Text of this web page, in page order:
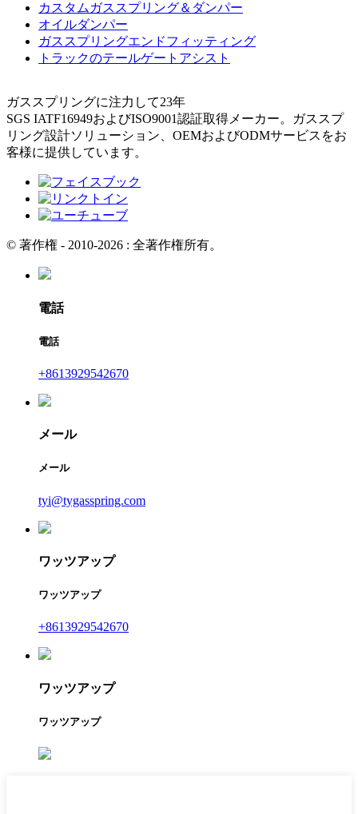
カスタムガススプリング＆ダンパー
オイルダンパー
ガススプリングエンドフィッティング
トラックのテールゲートアシスト
ガススプリングに注力して23年
SGS IATF16949およびISO9001認証取得メーカー。ガススプ
リング設計ソリューション、OEMおよびODMサービスをお
客様に提供しています。
© 著作権 - 2010-2026 : 全著作権所有。
電話
電話
+8613929542670
メール
メール
tyi@tygasspring.com
ワッツアップ
ワッツアップ
+8613929542670
ワッツアップ
ワッツアップ